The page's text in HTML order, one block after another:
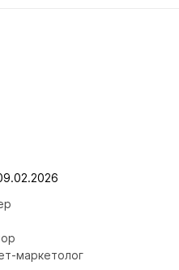
маркетолог